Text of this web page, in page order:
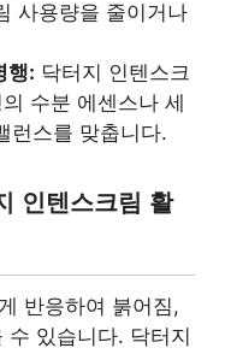
사용량을 줄이거나
행: 닥터지 인텐스크
수분 에센스나 세
런스를 맞춥니다.
인텐스크림 활
반응하여 붉어짐,
있습니다. 닥터지